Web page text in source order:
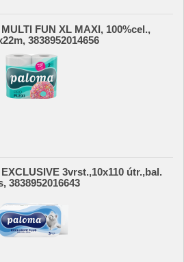
FUN XL MAXI, 100%cel.,
3838952014656
3vrst.,10x110 útr.,bal.
3838952016643